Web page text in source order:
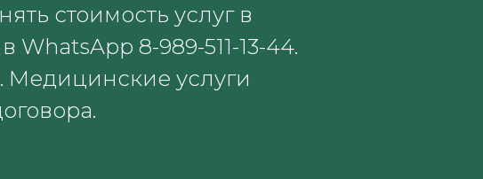
стоимость услуг в
8-989-511-13-44.
Медицинские услуги